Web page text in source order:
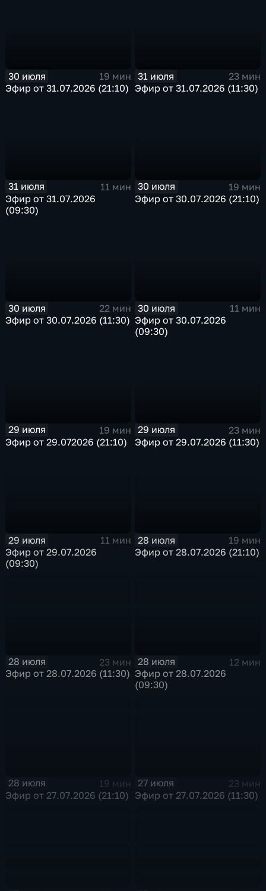
30 июля
19 мин
Эфир от 31.07.2026 (21:10)
31 июля
23 мин
Эфир от 31.07.2026 (11:30)
31 июля
11 мин
Эфир от 31.07.2026
(09:30)
30 июля
19 мин
Эфир от 30.07.2026 (21:10)
30 июля
22 мин
Эфир от 30.07.2026 (11:30)
30 июля
11 мин
Эфир от 30.07.2026
(09:30)
29 июля
19 мин
Эфир от 29.072026 (21:10)
29 июля
23 мин
Эфир от 29.07.2026 (11:30)
29 июля
11 мин
Эфир от 29.07.2026
(09:30)
28 июля
19 мин
Эфир от 28.07.2026 (21:10)
28 июля
23 мин
Эфир от 28.07.2026 (11:30)
28 июля
12 мин
Эфир от 28.07.2026
(09:30)
28 июля
19 мин
Эфир от 27.07.2026 (21:10)
27 июля
23 мин
Эфир от 27.07.2026 (11:30)